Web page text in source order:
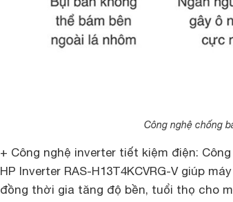
Công nghệ chống
+ Công nghệ inverter tiết kiệm điện:
HP Inverter RAS-H13T4KCVRG-V giúp
đồng thời gia tăng độ bền, tuổi thọ cho